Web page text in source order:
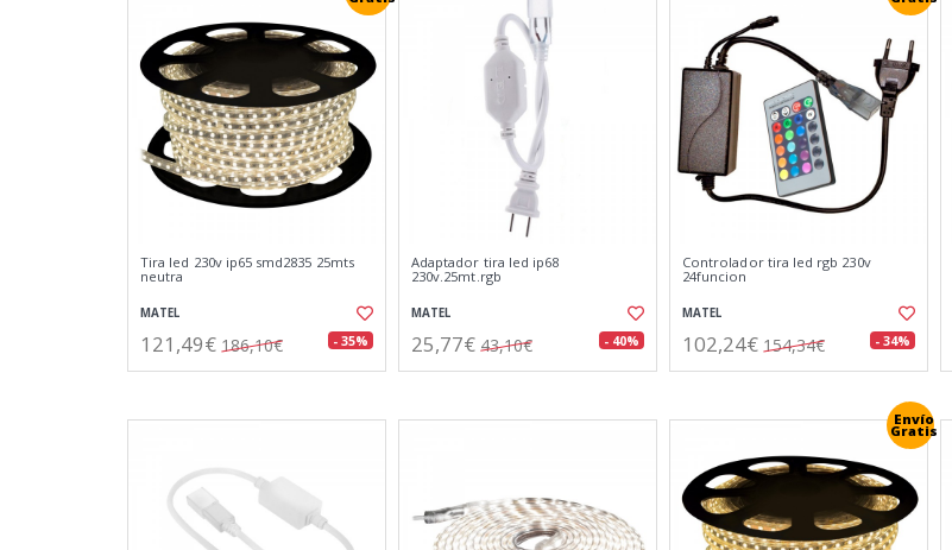
Tira led 230v ip65 smd2835 25mts
neutra
MATEL
121,49€ 186,10€ - 35%
Adaptador tira led ip68
230v.25mt.rgb
MATEL
25,77€ 43,10€ - 40%
Controlador tira led rgb 230v
24funcion
MATEL
102,24€ 154,34€ - 34%
Envío
Gratis